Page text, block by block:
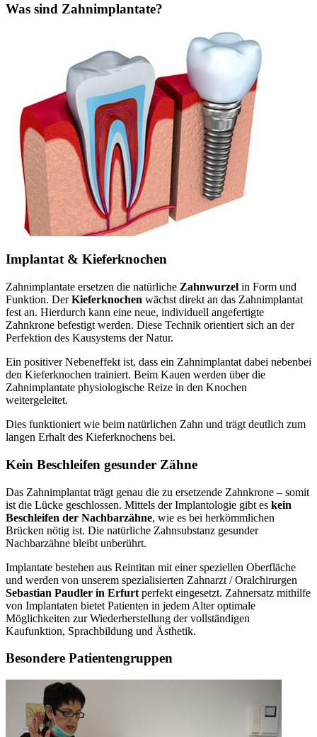
Was sind Zahnimplantate?
Implantat & Kieferknochen
Zahnimplantate ersetzen die natürliche Zahnwurzel in Form und
Funktion. DerKieferknochen wächst direkt an das Zahnimplantat
fest an. Hierdurch kann eine neue, individuell angefertigte
Zahnkrone befestigt werden. Diese Technik orientiert sich an der
Perfektion des Kausystems der Natur.
Ein positiver Nebeneffekt ist, dass ein Zahnimplantat dabei nebenbei
den Kieferknochen trainiert. Beim Kauen werden über die
Zahnimplantate physiologische Reize in den Knochen
weitergeleitet.
Dies funktioniert wie beim natürlichen Zahn und trägt deutlich zum
langen Erhalt des Kieferknochens bei.
Kein Beschleifen gesunder Zähne
Das Zahnimplantat trägt genau die zu ersetzende Zahnkrone – somit
ist die Lücke geschlossen. Mittels der Implantologie gibt es kein
Beschleifen der Nachbarzähne, wie es bei herkömmlichen
Brücken nötig ist. Die natürliche Zahnsubstanz gesunder
Nachbarzähne bleibt unberührt.
Implantate bestehen aus Reintitan mit einer speziellen Oberfläche
und werden von unserem spezialisierten Zahnarzt / Oralchirurgen
Sebastian Paudler in Erfurt perfekt eingesetzt. Zahnersatz mithilfe
von Implantaten bietet Patienten in jedem Alter optimale
Möglichkeiten zur Wiederherstellung der vollständigen
Kaufunktion, Sprachbildung und Ästhetik.
Besondere Patientengruppen